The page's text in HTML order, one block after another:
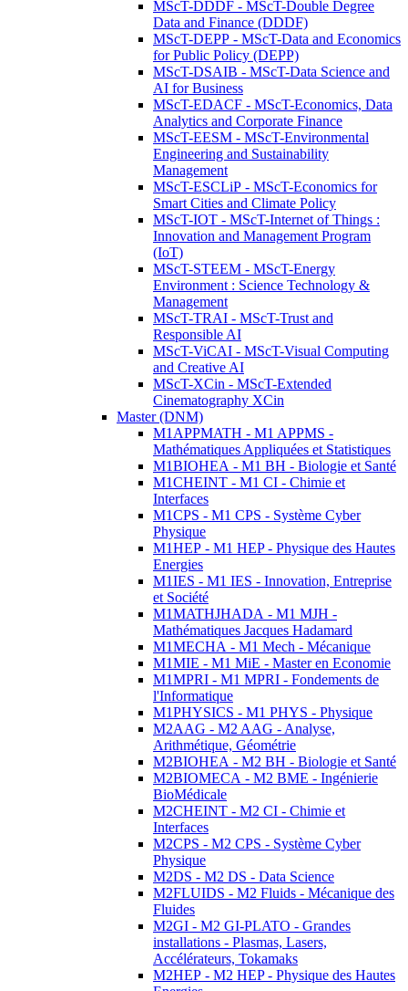
MScT-DDDF - MScT-Double Degree
Data and Finance (DDDF)
MScT-DEPP - MScT-Data and Economics
for Public Policy (DEPP)
MScT-DSAIB - MScT-Data Science and
AI for Business
MScT-EDACF - MScT-Economics, Data
Analytics and Corporate Finance
MScT-EESM - MScT-Environmental
Engineering and Sustainability
Management
MScT-ESCLiP - MScT-Economics for
Smart Cities and Climate Policy
MScT-IOT - MScT-Internet of Things :
Innovation and Management Program
(IoT)
MScT-STEEM - MScT-Energy
Environment : Science Technology &
Management
MScT-TRAI - MScT-Trust and
Responsible AI
MScT-ViCAI - MScT-Visual Computing
and Creative AI
MScT-XCin - MScT-Extended
Cinematography XCin
Master (DNM)
M1APPMATH - M1 APPMS -
Mathématiques Appliquées et Statistiques
M1BIOHEA - M1 BH - Biologie et Santé
M1CHEINT - M1 CI - Chimie et
Interfaces
M1CPS - M1 CPS - Système Cyber
Physique
M1HEP - M1 HEP - Physique des Hautes
Energies
M1IES - M1 IES - Innovation, Entreprise
et Société
M1MATHJHADA - M1 MJH -
Mathématiques Jacques Hadamard
M1MECHA - M1 Mech - Mécanique
M1MIE - M1 MiE - Master en Economie
M1MPRI - M1 MPRI - Fondements de
l'Informatique
M1PHYSICS - M1 PHYS - Physique
M2AAG - M2 AAG - Analyse,
Arithmétique, Géométrie
M2BIOHEA - M2 BH - Biologie et Santé
M2BIOMECA - M2 BME - Ingénierie
BioMédicale
M2CHEINT - M2 CI - Chimie et
Interfaces
M2CPS - M2 CPS - Système Cyber
Physique
M2DS - M2 DS - Data Science
M2FLUIDS - M2 Fluids - Mécanique des
Fluides
M2GI - M2 GI-PLATO - Grandes
installations - Plasmas, Lasers,
Accélérateurs, Tokamaks
M2HEP - M2 HEP - Physique des Hautes